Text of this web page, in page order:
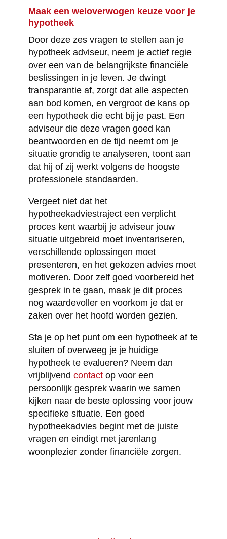
Maak een weloverwogen keuze voor je
hypotheek
Door deze zes vragen te stellen aan je
hypotheek adviseur, neem je actief regie
over een van de belangrijkste financiële
beslissingen in je leven. Je dwingt
transparantie af, zorgt dat alle aspecten
aan bod komen, en vergroot de kans op
een hypotheek die echt bij je past. Een
adviseur die deze vragen goed kan
beantwoorden en de tijd neemt om je
situatie grondig te analyseren, toont aan
dat hij of zij werkt volgens de hoogste
professionele standaarden.
Vergeet niet dat het
hypotheekadviestraject een verplicht
proces kent waarbij je adviseur jouw
situatie uitgebreid moet inventariseren,
verschillende oplossingen moet
presenteren, en het gekozen advies moet
motiveren. Door zelf goed voorbereid het
gesprek in te gaan, maak je dit proces
nog waardevoller en voorkom je dat er
zaken over het hoofd worden gezien.
Sta je op het punt om een hypotheek af te
sluiten of overweeg je je huidige
hypotheek te evalueren? Neem dan
vrijblijvend contactop voor een
persoonlijk gesprek waarin we samen
kijken naar de beste oplossing voor jouw
specifieke situatie. Een goed
hypotheekadvies begint met de juiste
vragen en eindigt met jarenlang
woonplezier zonder financiële zorgen.